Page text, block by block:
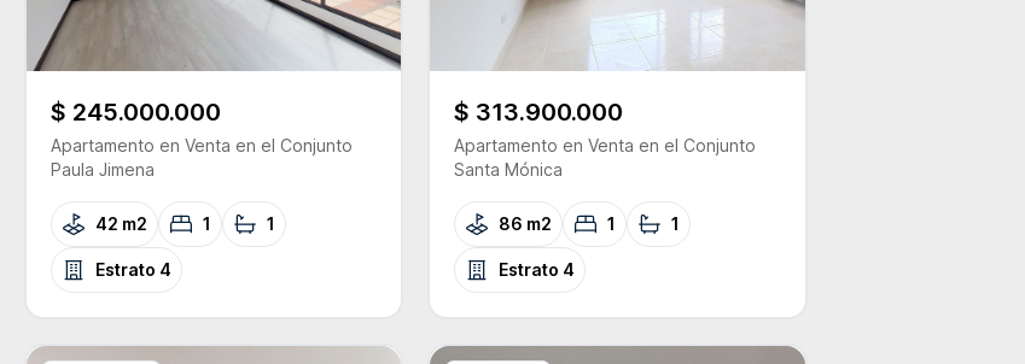
$ 245.000.000
Apartamento en Venta en el Conjunto
Paula Jimena
42 m2 1 1
Estrato 4
$ 313.900.000
Apartamento en Venta en el Conjunto
Santa Mónica
86 m2 1 1
Estrato 4